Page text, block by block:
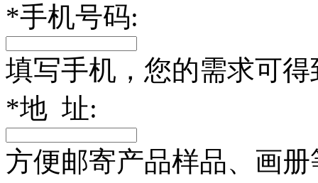
*手机号码:
填写手机，您的需求可
*地 址:
方便邮寄产品样品、画